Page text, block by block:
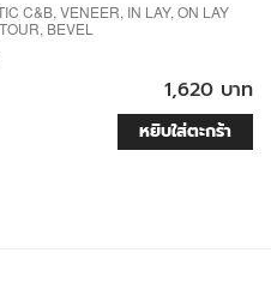
C&B, VENEER, IN LAY, ON LAY
BEVEL
1,620 บาท
หยิบใส่ตะกร้า